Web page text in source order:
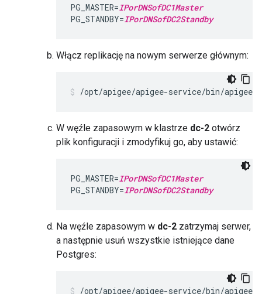
PG_MASTER=IPorDNSofDC1Master
PG_STANDBY=IPorDNSofDC2Standby
Włącz replikację na nowym serwerze głównym:
/opt/apigee/apigee-service/bin/
W węźle zapasowym w klastrze dc-2 otwórz
plik konfiguracji i zmodyfikuj go, aby ustawić:
PG_MASTER=IPorDNSofDC1Master
PG_STANDBY=IPorDNSofDC2Standby
Na węźle zapasowym w dc-2 zatrzymaj serwer,
a następnie usuń wszystkie istniejące dane
Postgres: